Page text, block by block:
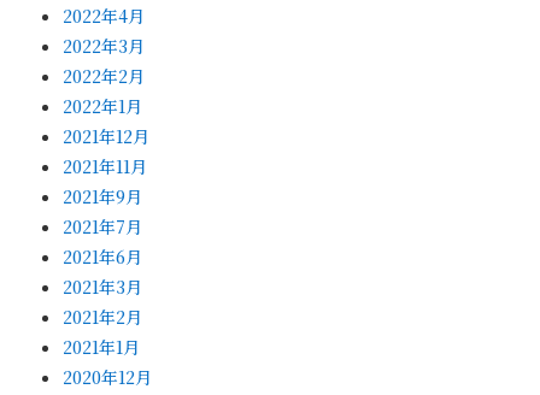
2022年4月
2022年3月
2022年2月
2022年1月
2021年12月
2021年11月
2021年9月
2021年7月
2021年6月
2021年3月
2021年2月
2021年1月
2020年12月